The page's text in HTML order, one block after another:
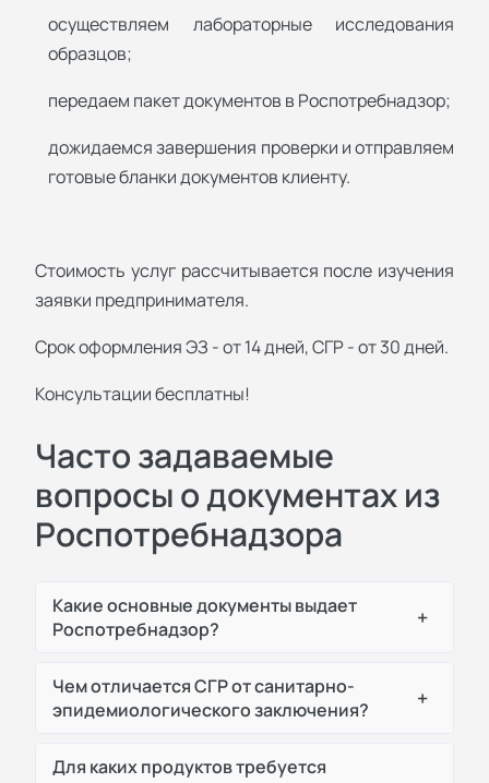
осуществляем лабораторные исследования
образцов;
передаем пакет документов в Роспотребнадзор;
дожидаемся завершения проверки и отправляем
готовые бланки документов клиенту.
Стоимость услуг рассчитывается после изучения
заявки предпринимателя.
Срок оформления ЭЗ - от 14 дней, СГР - от 30 дней.
Консультации бесплатны!
Часто задаваемые
вопросы о документах из
Роспотребнадзора
Какие основные документы выдает
Роспотребнадзор?
+
Чем отличается СГР от санитарно-
эпидемиологического заключения?
+
Для каких продуктов требуется